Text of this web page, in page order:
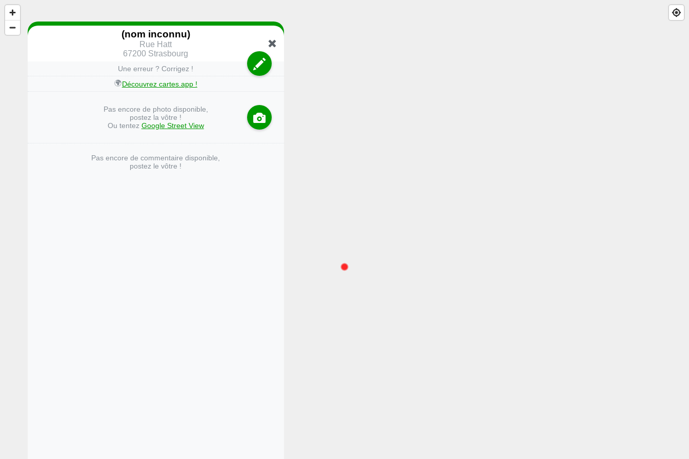
(nom inconnu)
Rue Hatt
67200 Strasbourg
Une erreur ? Corrigez !
🌍Découvrez cartes.app !
Pas encore de photo disponible,
postez la vôtre !
Ou tentez Google Street View
Pas encore de commentaire disponible,
postez le vôtre !